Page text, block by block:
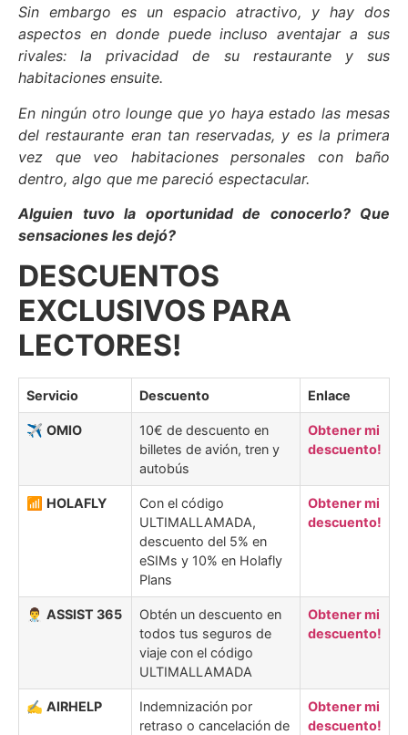
Sin embargo es un espacio atractivo, y hay dos
aspectos en donde puede incluso aventajar a sus
rivales: la privacidad de su restaurante y sus
habitaciones ensuite.
En ningún otro lounge que yo haya estado las mesas
del restaurante eran tan reservadas, y es la primera
vez que veo habitaciones personales con baño
dentro, algo que me pareció espectacular.
Alguien tuvo la oportunidad de conocerlo? Que
sensaciones les dejó?
DESCUENTOS
EXCLUSIVOS PARA
LECTORES!
Servicio Descuento Enlace
✈️ OMIO
10€ de descuento en
billetes de avión, tren y
autobús
Obtener mi
descuento!
📶 HOLAFLY
Con el código
ULTIMALLAMADA,
descuento del 5% en
eSIMs y 10% en Holafly
Plans
Obtener mi
descuento!
👨‍⚕️ ASSIST 365
Obtén un descuento en
todos tus seguros de
viaje con el código
ULTIMALLAMADA
Obtener mi
descuento!
✍️ AIRHELP
Indemnización por
retraso o cancelación de
Obtener mi
descuento!